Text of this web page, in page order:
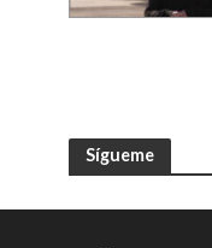
Sígueme